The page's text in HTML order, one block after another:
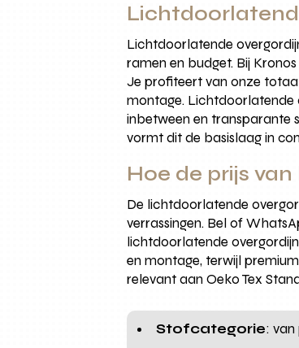
Lichtdoorlatende
ramen en budget. Bij
Je profiteert van onze
montage. Lichtdoorlatende
inbetween en transparante
vormt dit de basislaag in
Hoe de prijs
De lichtdoorlatende
verrassingen. Bel of
lichtdoorlatende
en montage, terwijl
relevant aan Oeko Tex
Stofcategorie: van